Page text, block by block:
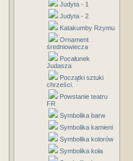
Judyta - 1
Judyta - 2
Katakumby Rzymu
Ornament
średniowiecza
Pocałunek
Judasza
Początki sztuki
chrześci.
Powstanie teatru
FR
Symbolika barw
Symbolika kamieni
Symbolika kolorów
Symbolika koła